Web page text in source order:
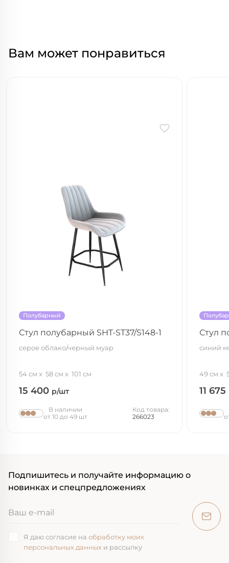
Вам может понравиться
Полубарный
Стул полубарный SHT-ST37/S148-1
серое облако/черный муар
54 см 58 см 101 см
15 400 р/шт
В наличии
от 10 до 49 шт
Код товара:
266023
Стул
синий
49 см
11 675
Подпишитесь и получайте информацию о
новинках и спецпредложениях
Я даю согласие на обработку моих
персональных данных и рассылку